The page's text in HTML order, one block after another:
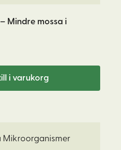
Mindre mossa i
i varukorg